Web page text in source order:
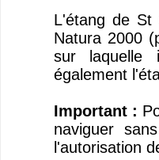
L'étang de St
Natura 2000
sur laquelle
également
Important :
naviguer
l'autorisation